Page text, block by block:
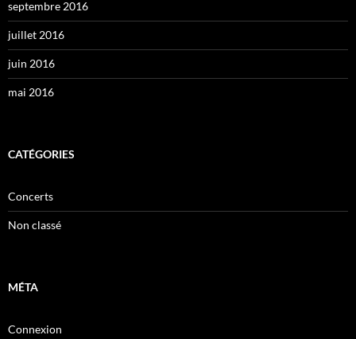
septembre 2016
juillet 2016
juin 2016
mai 2016
CATÉGORIES
Concerts
Non classé
MÉTA
Connexion